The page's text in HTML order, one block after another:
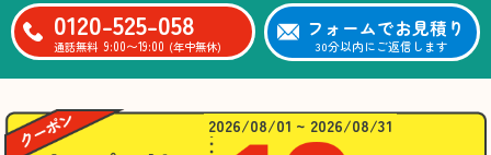
心のこもったサービスを
ありがとうございまし
た。
0120-525-058
通話無料 9:00〜19:00 (年中無休)
フォームでお見積り
30分以内にご返信します
2026/08/01 ~ 2026/08/31